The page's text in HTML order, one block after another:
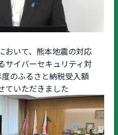
おいて、熊本地震の対応
サイバーセキュリティ対
のふるさと納税受入額
ていただきました